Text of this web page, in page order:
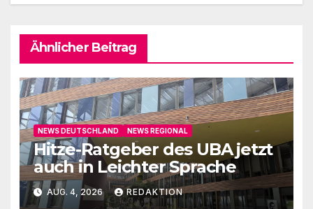
Ähnlicher Beitrag
NEWS DEUTSCHLAND NEWS REGIONAL
Hitze-Ratgeber des UBA jetzt
auch in Leichter Sprache
AUG. 4, 2026 REDAKTION